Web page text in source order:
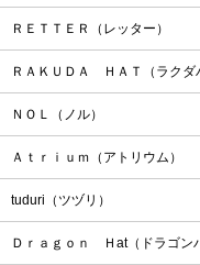
ＲＥＴＴＥＲ（レッター）
ＲＡＫＵＤＡ ＨＡＴ（ラクダ
ＮＯＬ（ノル）
Ａｔｒｉｕｍ（アトリウム）
tuduri（ツヅリ）
Ｄｒａｇｏｎ Ｈat（ドラゴン